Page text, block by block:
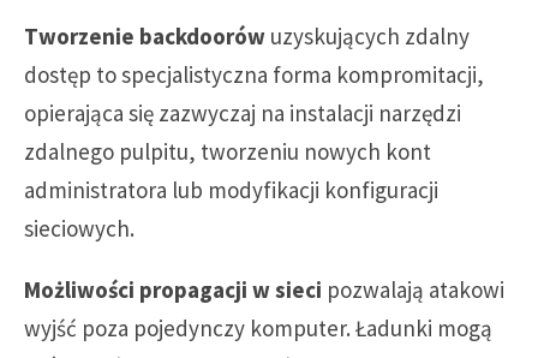
Tworzenie backdoorów uzyskujących zdalny
dostęp to specjalistyczna forma kompromitacji,
opierająca się zazwyczaj na instalacji narzędzi
zdalnego pulpitu, tworzeniu nowych kont
administratora lub modyfikacji konfiguracji
sieciowych.
Możliwości propagacji w sieci pozwalają atakowi
wyjść poza pojedynczy komputer. Ładunki mogą